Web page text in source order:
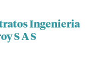
Ingenieria
S A S